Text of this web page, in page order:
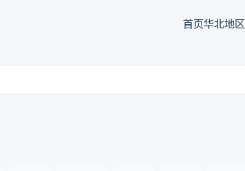
首页华北地区